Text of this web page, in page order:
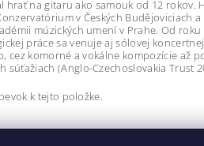
hrať na gitaru ako samouk od 12
v ​​Českých Budějoviciach
múzických umení v Prahe. Od
práce sa venuje aj sólovej
cez komorné a vokálne kompozície až
súťažiach (Anglo-Czechoslovakia Trust
k tejto položke.